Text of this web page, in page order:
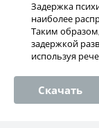
Задержка
наиболее
Таким
задержкой
используя
Скачать